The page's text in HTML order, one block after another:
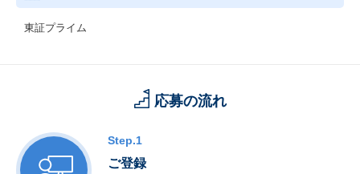
東証プライム
応募の流れ
Step.1
ご登録